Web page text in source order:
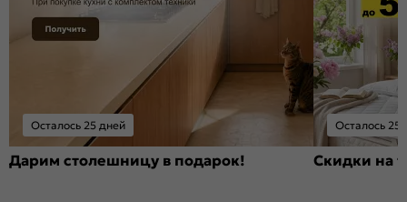
Осталось 25 дней
Дарим столешницу в подарок!
Осталось 25
Скидки на